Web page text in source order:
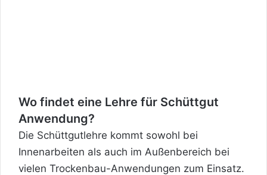
Wo findet eine Lehre für Schüttgut
Anwendung?
Die Schüttgutlehre kommt sowohl bei
Innenarbeiten als auch im Außenbereich bei
vielen Trockenbau-Anwendungen zum Einsatz.